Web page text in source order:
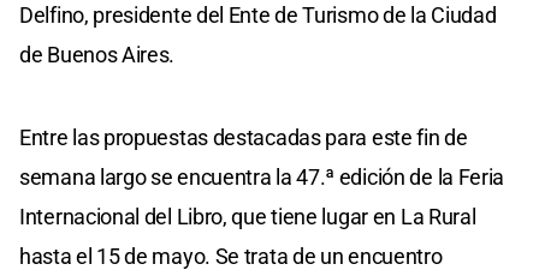
Delfino, presidente del Ente de Turismo de la Ciudad
de Buenos Aires.
Entre las propuestas destacadas para este fin de
semana largo se encuentra la 47.ª edición de la Feria
Internacional del Libro, que tiene lugar en La Rural
hasta el 15 de mayo. Se trata de un encuentro